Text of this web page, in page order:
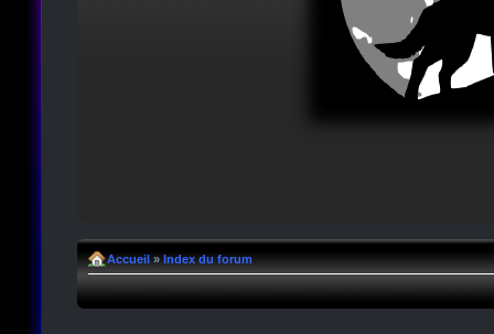
Accueil » Index du forum